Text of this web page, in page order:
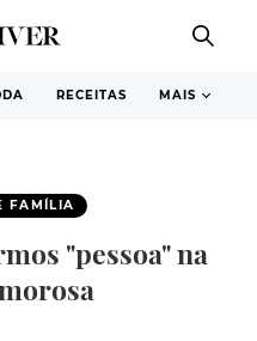
RECEITAS MAIS
FAMÍLIA
"pessoa" na